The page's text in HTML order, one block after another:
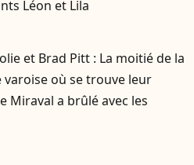
Léon et Lila
et Brad Pitt : La moitié de la
où se trouve leur
Miraval a brûlé avec les